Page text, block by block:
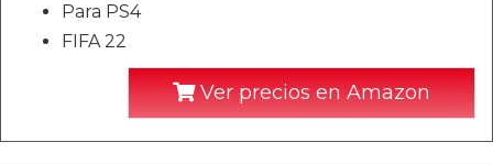
Para PS4
FIFA 22
Ver precios en Amazon